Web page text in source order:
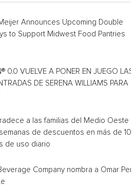
Announces Upcoming Double
to Support Midwest Food Pantries
0.0 VUELVE A PONER EN JUEGO LAS
DE SERENA WILLIAMS PARA
a las familias del Medio Oeste
de descuentos en más de
de uso diario
Company nombra a Omar